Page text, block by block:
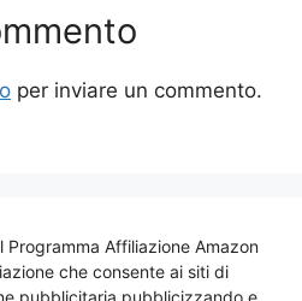
per inviare un commento.
Affiliazione Amazon
che consente ai siti di
pubblicitaria pubblicizzando e